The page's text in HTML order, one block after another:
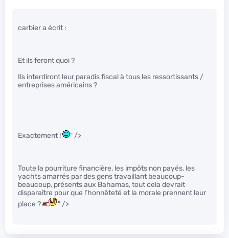
carbier a écrit :
Et ils feront quoi ?
Ils interdiront leur paradis fiscal à tous les ressortissants /
entreprises américains ?
Exactement ! " />
Toute la pourriture financière, les impôts non payés, les
yachts amarrés par des gens travaillant beaucoup-
beaucoup, présents aux Bahamas, tout cela devrait
disparaître pour que l’honnêteté et la morale prennent leur
place ?
" />